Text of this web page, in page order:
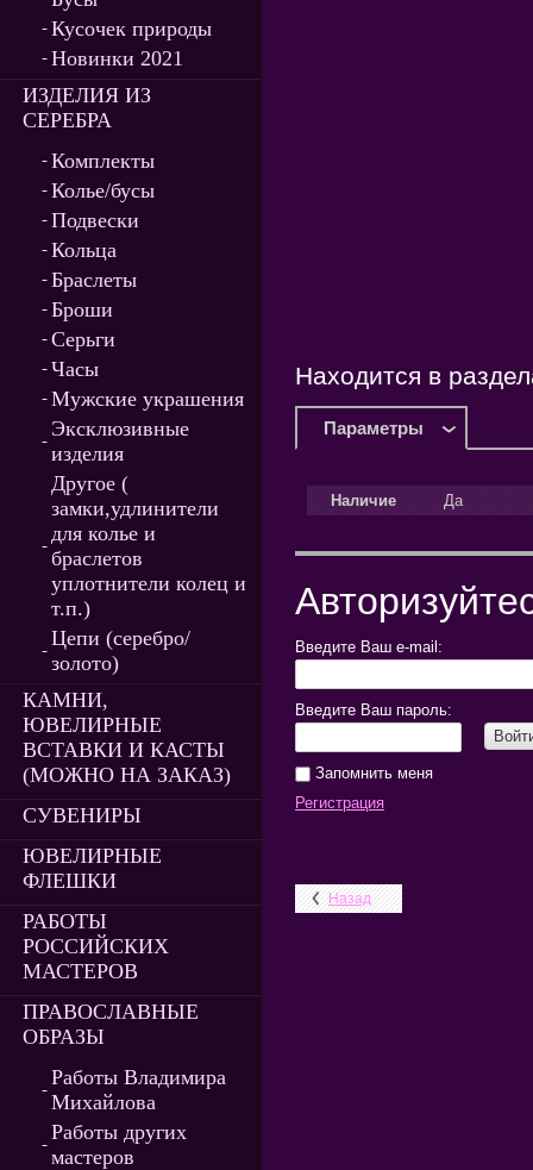
Находится в
Параметры
Наличие Да
Введите Ваш e-mail:
Введите Ваш пароль:
Запомнить меня
Регистрация
Назад
Кусочек природы
Новинки 2021
ИЗДЕЛИЯ ИЗ
СЕРЕБРА
Комплекты
Колье/бусы
Подвески
Кольца
Браслеты
Броши
Серьги
Часы
Мужские украшения
Эксклюзивные
изделия
Другое (
замки,удлинители
для колье и
браслетов
уплотнители колец и
т.п.)
Цепи (серебро/
золото)
КАМНИ,
ЮВЕЛИРНЫЕ
ВСТАВКИ И КАСТЫ
(МОЖНО НА ЗАКАЗ)
СУВЕНИРЫ
ЮВЕЛИРНЫЕ
ФЛЕШКИ
РАБОТЫ
РОССИЙСКИХ
МАСТЕРОВ
ПРАВОСЛАВНЫЕ
ОБРАЗЫ
Работы Владимира
Михайлова
Работы других
мастеров